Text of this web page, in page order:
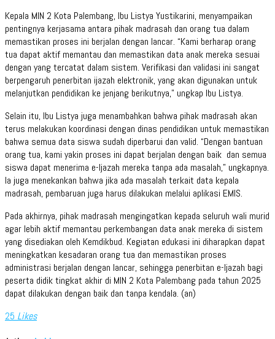
Kepala MIN 2 Kota Palembang, Ibu Listya Yustikarini, menyampaikan
pentingnya kerjasama antara pihak madrasah dan orang tua dalam
memastikan proses ini berjalan dengan lancar. “Kami berharap orang
tua dapat aktif memantau dan memastikan data anak mereka sesuai
dengan yang tercatat dalam sistem. Verifikasi dan validasi ini sangat
berpengaruh penerbitan ijazah elektronik, yang akan digunakan untuk
melanjutkan pendidikan ke jenjang berikutnya,” ungkap Ibu Listya.
Selain itu, Ibu Listya juga menambahkan bahwa pihak madrasah akan
terus melakukan koordinasi dengan dinas pendidikan untuk memastikan
bahwa semua data siswa sudah diperbarui dan valid. “Dengan bantuan
orang tua, kami yakin proses ini dapat berjalan dengan baik dan semua
siswa dapat menerima e-Ijazah mereka tanpa ada masalah,” ungkapnya.
Ia juga menekankan bahwa jika ada masalah terkait data kepala
madrasah, pembaruan juga harus dilakukan melalui aplikasi EMIS.
Pada akhirnya, pihak madrasah mengingatkan kepada seluruh wali murid
agar lebih aktif memantau perkembangan data anak mereka di sistem
yang disediakan oleh Kemdikbud. Kegiatan edukasi ini diharapkan dapat
meningkatkan kesadaran orang tua dan memastikan proses
administrasi berjalan dengan lancar, sehingga penerbitan e-Ijazah bagi
peserta didik tingkat akhir di MIN 2 Kota Palembang pada tahun 2025
dapat dilakukan dengan baik dan tanpa kendala. (an)
25 Likes